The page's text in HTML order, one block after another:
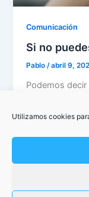
Utilizamos cookies
Comunicación
Si no
Pablo/abril 9,
Podemos
primeros en